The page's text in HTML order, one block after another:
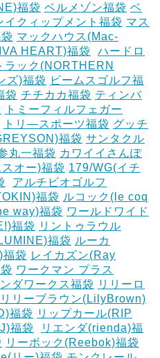
福袋 ベルメゾン福袋 ベ
イクィップメント福袋 マス
マックハウス(Mac-
HEART)福袋
ハードロ
ラック(NORTHERN
ズ)福袋 ビームスゴルフ福
袋 チチカカ福袋 ティンバ
トミーフィルフェガー
トリ―スポーツ福袋 グッチ
福袋 サンタクル
丸一福袋 カワイイさんぽ
オー)福袋 179/WG(イチ
アルチビオゴルフ
福袋 ルコック(le coq
way)福袋 ワールドワイド
福袋 リントゥラウル
福袋 ルーカ
袋 レイカズン(Ray
ワークマン プラス
ダワークス福袋 リリーロ
リリーブラウン(LilyBrown)
福袋 リップカール(RIP
福袋
リエンダ(rienda)福
リーボック(Reebok)福袋